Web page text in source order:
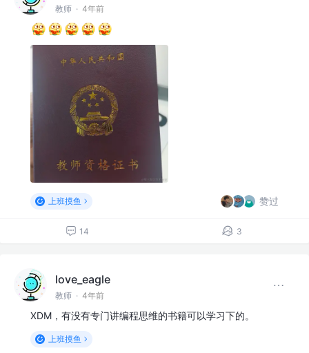
教师 · 4年前
上班摸鱼 赞过
14 3
love_eagle
教师 · 4年前
XDM，有没有专门讲编程思维的书籍可以学习下的。
上班摸鱼